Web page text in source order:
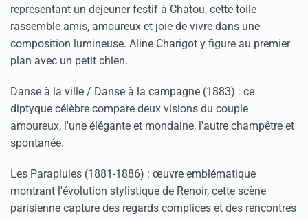
représentant un déjeuner festif à Chatou, cette toile
rassemble amis, amoureux et joie de vivre dans une
composition lumineuse. Aline Charigot y figure au premier
plan avec un petit chien.
Danse à la ville / Danse à la campagne (1883) : ce
diptyque célèbre compare deux visions du couple
amoureux, l'une élégante et mondaine, l'autre champêtre et
spontanée.
Les Parapluies (1881-1886) : œuvre emblématique
montrant l'évolution stylistique de Renoir, cette scène
parisienne capture des regards complices et des rencontres